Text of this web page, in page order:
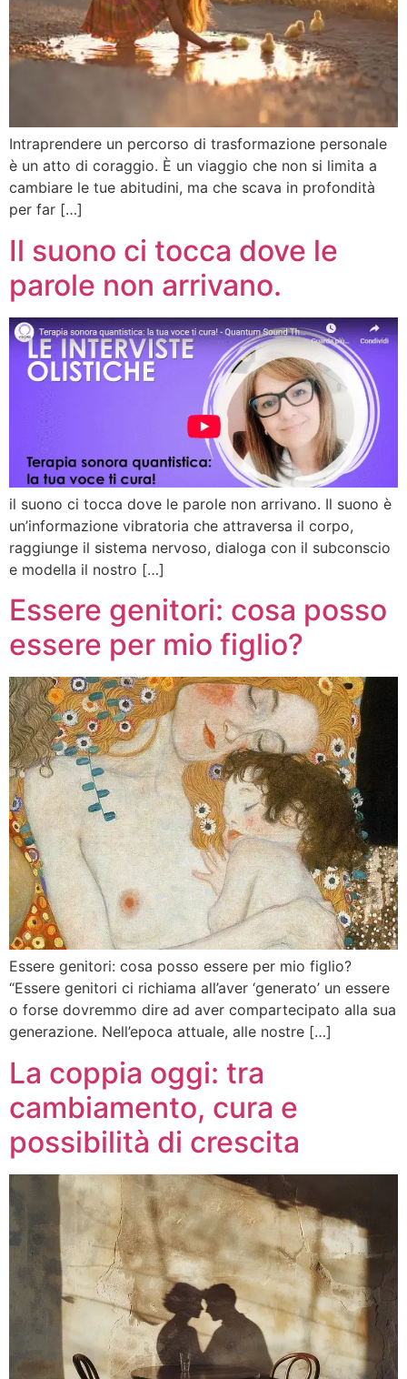
Intraprendere un percorso di trasformazione personale
è un atto di coraggio. È un viaggio che non si limita a
cambiare le tue abitudini, ma che scava in profondità
per far […]
Il suono ci tocca dove le
parole non arrivano.
il suono ci tocca dove le parole non arrivano. Il suono è
un’informazione vibratoria che attraversa il corpo,
raggiunge il sistema nervoso, dialoga con il subconscio
e modella il nostro […]
Essere genitori: cosa posso
essere per mio figlio?
Essere genitori: cosa posso essere per mio figlio?
“Essere genitori ci richiama all’aver ‘generato’ un essere
o forse dovremmo dire ad aver compartecipato alla sua
generazione. Nell’epoca attuale, alle nostre […]
La coppia oggi: tra
cambiamento, cura e
possibilità di crescita